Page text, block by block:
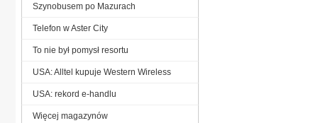
Szynobusem po Mazurach
Telefon w Aster City
To nie był pomysł resortu
USA: Alltel kupuje Western Wireless
USA: rekord e-handlu
Więcej magazynów